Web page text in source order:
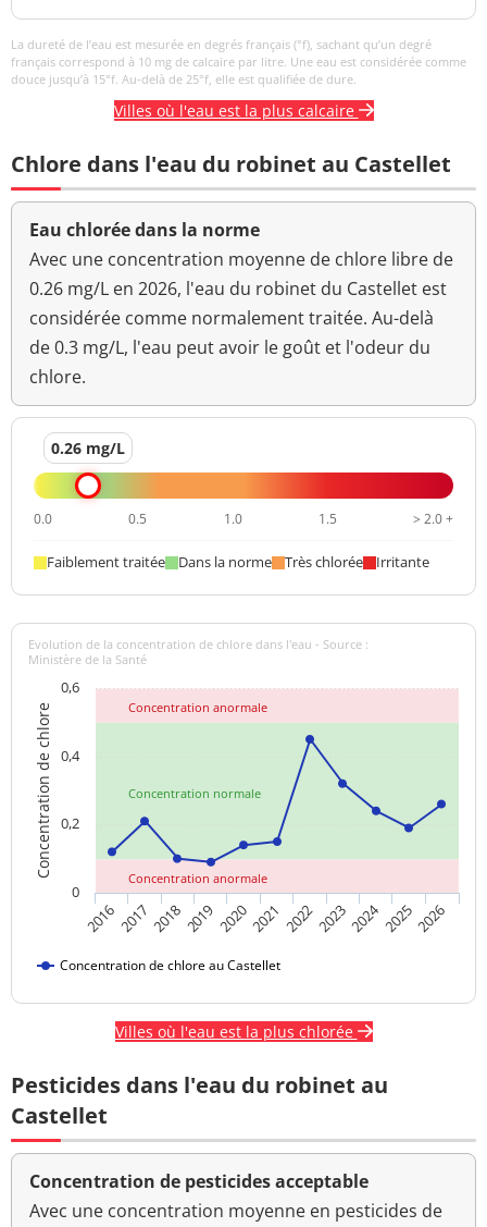
La dureté de l’eau est mesurée en degrés français (°f), sachant qu’un degré
français correspond à 10 mg de calcaire par litre. Une eau est considérée comme
douce jusqu’à 15°f. Au-delà de 25°f, elle est qualifiée de dure.
Villes où l'eau est la plus calcaire
Chlore dans l'eau du robinet au Castellet
Eau chlorée dans la norme
Avec une concentration moyenne de chlore libre de
0.26 mg/L en 2026, l'eau du robinet du Castellet est
considérée comme normalement traitée. Au-delà
de 0.3 mg/L, l'eau peut avoir le goût et l'odeur du
chlore.
0.26 mg/L
0.0 0.5 1.0 1.5 > 2.0 +
Faiblement traitée Dans la norme Très chlorée Irritante
Concentration normale
Concentration anormale
Concentration anormale
Concentration de chlore
Evolution de la concentration de chlore dans l'eau - Source :
Ministère de la Santé
Concentration de chlore au Castellet
20162017 2018201920202021 20222023202420252026
0
0,2
0,4
0,6
Villes où l'eau est la plus chlorée
Pesticides dans l'eau du robinet au
Castellet
Concentration de pesticides acceptable
Avec une concentration moyenne en pesticides de